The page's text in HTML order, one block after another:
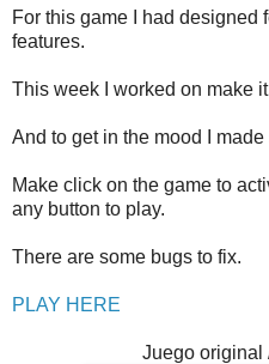
For this game I had designed
features.
This week I worked on make
And to get in the mood I
Make click on the game to
any button to play.
There are some bugs to fix.
PLAY HERE
Juego original